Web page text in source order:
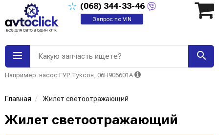
(068) 344-33-46
Запрос по VIN
Какую запчасть ищете?
Например: насос ГУР Туксон, 06H905601A
Главная Жилет светоотражающий
Жилет светоотражающий